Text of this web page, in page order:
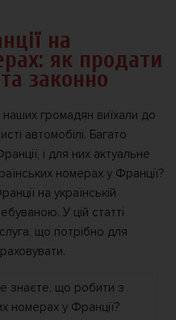
на
як продати
законно
наших громадян виїхали до
автомобілі. Багато
і для них актуальне
номерах у Франції?
на українській
У цій статті
що потрібно для